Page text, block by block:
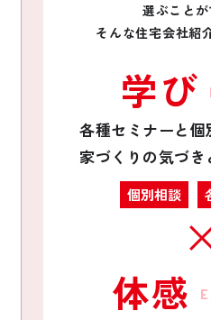
選ぶことが
そんな住宅会社紹
学び
各種セミナーと個
家づくりの気づき
個別相談
体感